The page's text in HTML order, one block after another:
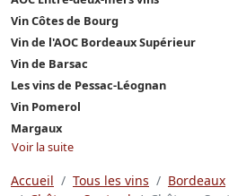
Vin Côtes de Bourg
Vin de l'AOC Bordeaux Supérieur
Vin de Barsac
Les vins de Pessac-Léognan
Vin Pomerol
Margaux
Voir la suite
Accueil Tous les vins Bordeaux